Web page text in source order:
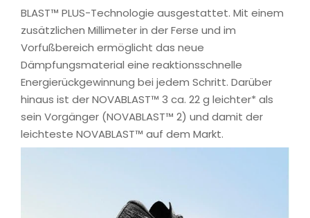
BLAST™ PLUS-Technologie ausgestattet. Mit einem
zusätzlichen Millimeter in der Ferse und im
Vorfußbereich ermöglicht das neue
Dämpfungsmaterial eine reaktionsschnelle
Energierückgewinnung bei jedem Schritt. Darüber
hinaus ist der NOVABLAST™ 3 ca. 22 g leichter* als
sein Vorgänger (NOVABLAST™ 2) und damit der
leichteste NOVABLAST™ auf dem Markt.